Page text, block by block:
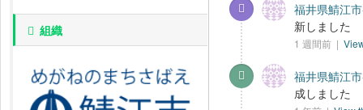
組織
福井県鯖江
新しました
1 週間前 |
福井県鯖江
成しました